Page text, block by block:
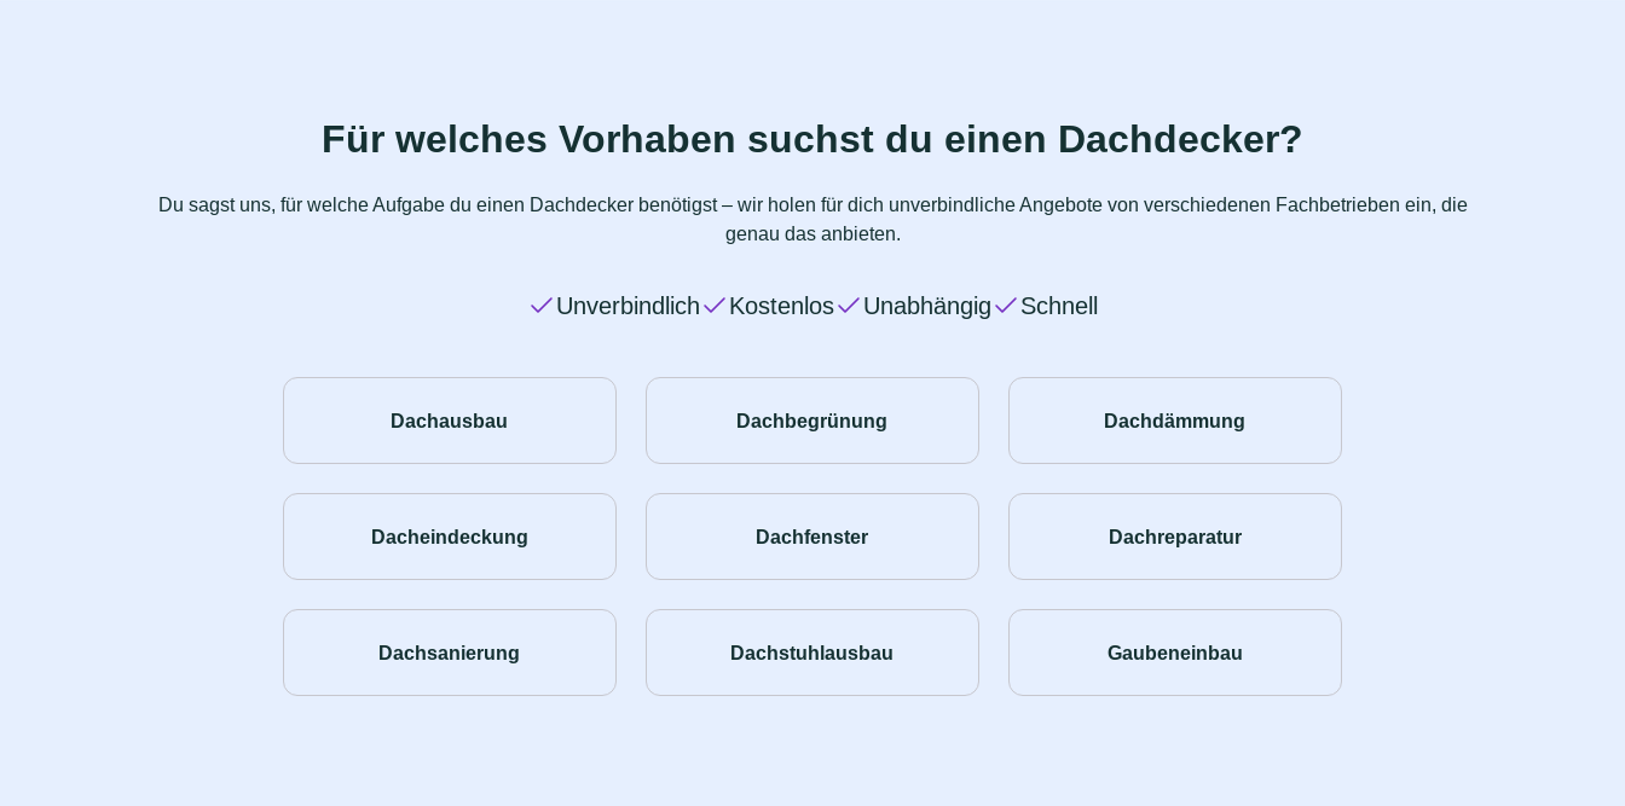
Für welches Vorhaben suchst du einen Dachdecker?
Du sagst uns, für welche Aufgabe du einen Dachdecker benötigst – wir holen für dich unverbindliche Angebote von verschiedenen Fachbetrieben ein, die
genau das anbieten.
Unverbindlich Kostenlos Unabhängig Schnell
Dachausbau Dachbegrünung Dachdämmung
Dacheindeckung Dachfenster Dachreparatur
Dachsanierung Dachstuhlausbau Gaubeneinbau